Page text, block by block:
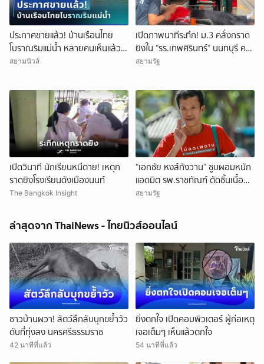
ประกาศขายแล้ว! บ้านเรือนไทย
โบราณริมแม่น้ำ หลายคนเห็นแล้ว
จำได้ เคยเป็นฉากหนังดัง
สยามนิวส์
เปิดภาพนาทีระทึก! ม.3 คลั่งกราด
ยิงใน “รร.เทพศิรินทร์” นนทบุรี ครู
ดับ 2 บาดเจ็บกว่า 20 ราย ก่อนยิง
สยามรัฐ
เปิดวินาที นักเรียนหนีตาย! เหตุก
ราดยิงโรงเรียนดังเมืองนนท์
The Bangkok Insight
“เอกชัย หงส์กังวาน” ซูบผอมหนัก
แอดมิต รพ.ราชทัณฑ์ ตัดชิ้นเนื้อ
หัว-กระเพาะ รอฟังผลตรวจ
สยามรัฐ
ล่าสุดจาก ThaiNews - ไทยนิวส์ออนไลน์
ชาวบ้านผวา! สัตว์ลึกลับบุกขย้ำวัว
ดับที่ทุ่งสง นครศรีธรรมราช
42 นาทีที่แล้ว
ยิ่งตกใจ เปิดคอมพิวเตอร์ ผู้ก่อเหตุ
เจอเต็มๆ เห็นแล้วตกใจ
54 นาทีที่แล้ว